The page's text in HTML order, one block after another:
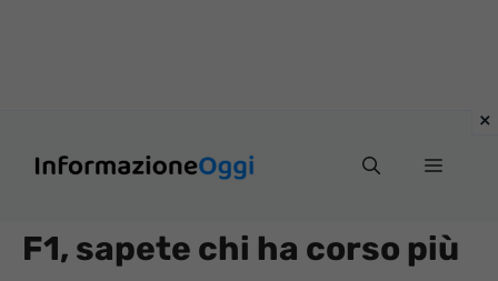
Menu
F1, sapete chi ha corso più